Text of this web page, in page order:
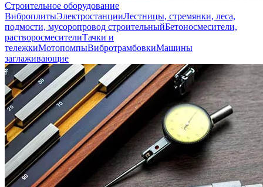
Строительное оборудование
ВиброплитыЭлектростанцииЛестницы, стремянки, леса,
подмости, мусоропровод строительныйБетоносмесители,
растворосмесителиТачки и
тележкиМотопомпыВибротрамбовкиМашины
заглаживающие